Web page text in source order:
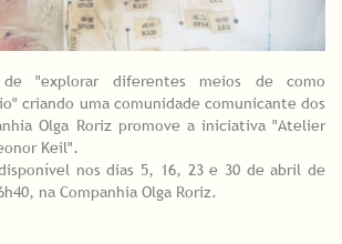
"explorar diferentes meios de como
criando uma comunidade comunicante dos
Olga Roriz promove a iniciativa "Atelier
Keil".
nos dias 5, 16, 23 e 30 de abril de
na Companhia Olga Roriz.